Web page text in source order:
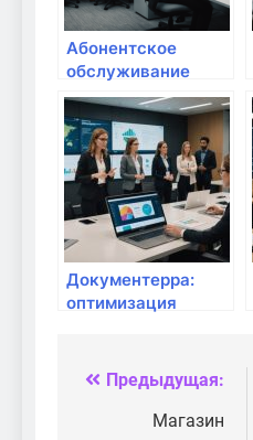
Абонентское
обслуживание
компьютеров
организаций в
Москве: какие
преимущества и
цены услуг от
Инновационных
Информационных
Систем
Документерра:
оптимизация
знаний
Навигация
Предыдущая:
Магазин